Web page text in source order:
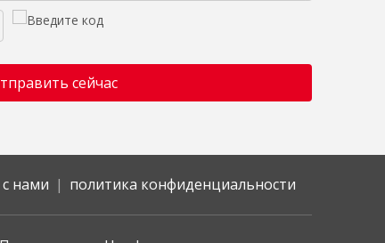
сейчас
с нами | политика конфиденциальности